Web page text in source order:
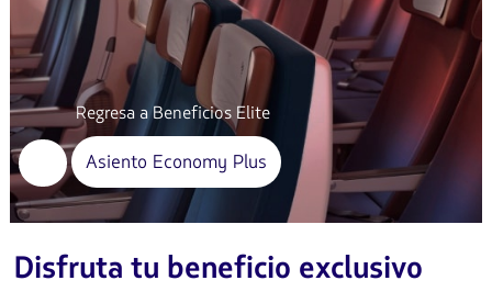
Regresa a Beneficios Elite
Asiento Economy Plus
Disfruta tu beneficio exclusivo